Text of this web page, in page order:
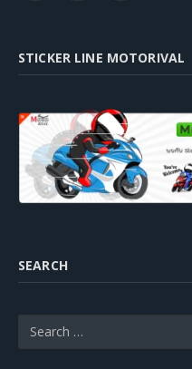
STICKER LINE MOTORIVAL
SEARCH